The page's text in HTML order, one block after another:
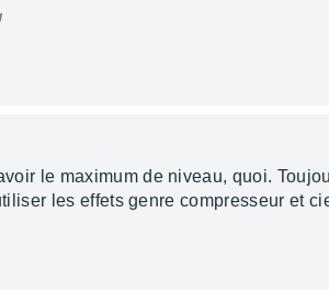
le maximum de niveau, quoi.
les effets genre compresseur et